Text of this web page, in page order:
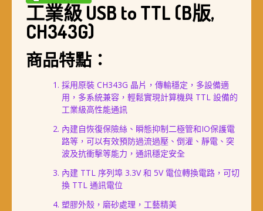
工業級 USB to TTL (B版,
CH343G)
商品特點：
採用原裝 CH343G 晶片，傳輸穩定，多設備適
用，多系統兼容，輕鬆實現計算機與 TTL 設備的
工業級高性能通訊
內建自恢復保險絲、瞬態抑制二極管和IO保護電
路等，可以有效預防過流過壓、倒灌、靜電、突
波及抗衝擊等能力，通訊穩定安全
內建 TTL 序列埠 3.3V 和 5V 電位轉換電路，可切
換 TTL 通訊電位
塑膠外殼，磨砂處理，工藝精美